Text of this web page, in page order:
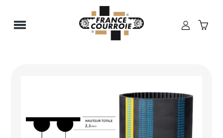
Panneau de gestion des cookies